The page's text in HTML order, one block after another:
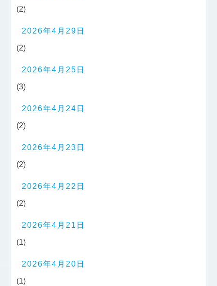
(2)
2026年4月29日
(2)
2026年4月25日
(3)
2026年4月24日
(2)
2026年4月23日
(2)
2026年4月22日
(2)
2026年4月21日
(1)
2026年4月20日
(1)